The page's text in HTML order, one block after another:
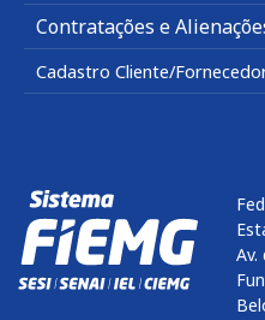
Contratações e
Cadastro Cliente/